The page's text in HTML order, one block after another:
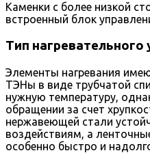
Каменки с более низкой
встроенный блок
Тип нагревательного
Элементы нагревания
ТЭНы в виде трубчатой
нужную температуру,
обращении за счет
нержавеющей стали
воздействиям, а
особенно быстро и